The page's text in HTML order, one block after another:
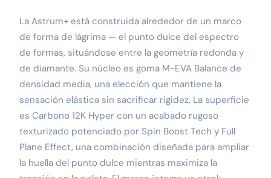
La Astrum+ está construida alrededor de un marco
de forma de lágrima — el punto dulce del espectro
de formas, situándose entre la geometría redonda y
de diamante. Su núcleo es goma M-EVA Balance de
densidad media, una elección que mantiene la
sensación elástica sin sacrificar rigidez. La superficie
es Carbono 12K Hyper con un acabado rugoso
texturizado potenciado por Spin Boost Tech y Full
Plane Effect, una combinación diseñada para ampliar
la huella del punto dulce mientras maximiza la